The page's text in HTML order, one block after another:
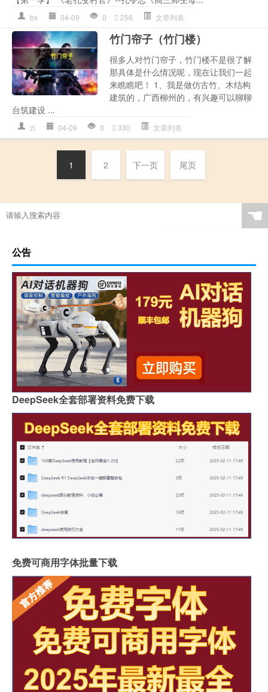
bx 04-09 0 256 文章列表
竹门帘子（竹门楼）
很多人对竹门帘子，竹门楼不是很了解
那具体是什么情况呢，现在让我们一起
来瞧瞧吧！ 1、我是做仿古竹、木结构
建筑的，广西柳州的，有兴趣可以聊聊
台筑建设 ...
zl 04-09 0 330 文章列表
1 2 下一页 尾页
☚
公告
DeepSeek全套部署资料免费下载
免费可商用字体批量下载